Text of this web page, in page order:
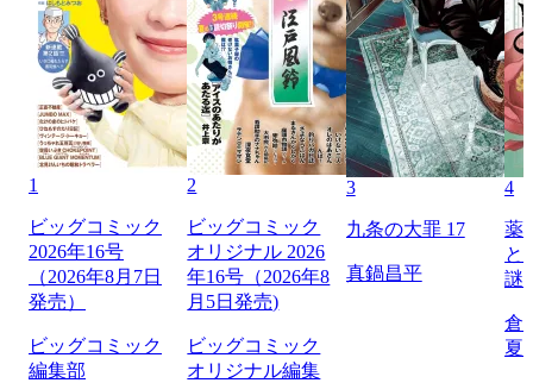
1
ビッグコミック
2026年16号
（2026年8月7日
発売）
ビッグコミック
編集部
2
ビッグコミック
オリジナル 2026
年16号（2026年8
月5日発売)
ビッグコミック
オリジナル編集
3
九条の大罪 17
真鍋昌平
4
薬
と
謎
倉
夏